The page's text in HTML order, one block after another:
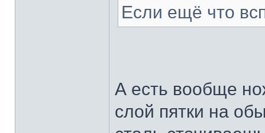
Если ещё что
А есть вообще
слой пятки на